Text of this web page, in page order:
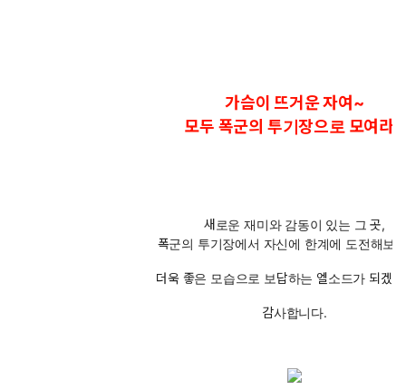
가슴이 뜨거운 자여~
모두 폭군의 투기장으로 모여라!!
새로운 재미와 감동이 있는 그 곳,
폭군의 투기장에서 자신에 한계에 도전해보
더욱 좋은 모습으로 보답하는 엘소드가 되겠
감사합니다.